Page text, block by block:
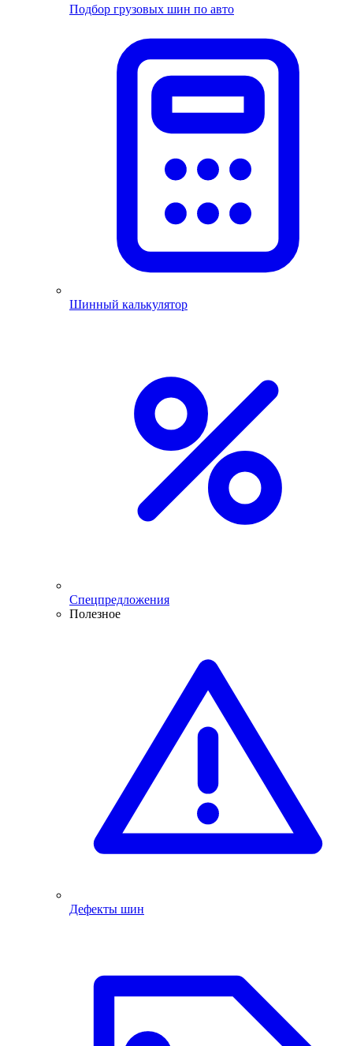
Подбор грузовых шин по авто
Шинный калькулятор
Спецпредложения
Полезное
Дефекты шин